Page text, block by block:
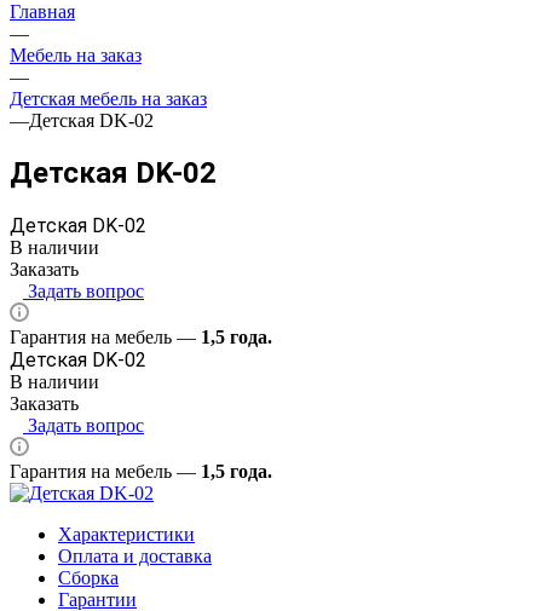
Главная
—
Мебель на заказ
—
Детская мебель на заказ
—Детская DK-02
Детская DK-02
Детская DK-02
В наличии
Заказать
Задать вопрос
Гарантия на мебель — 1,5 года.
Детская DK-02
В наличии
Заказать
Задать вопрос
Гарантия на мебель — 1,5 года.
Характеристики
Оплата и доставка
Сборка
Гарантии